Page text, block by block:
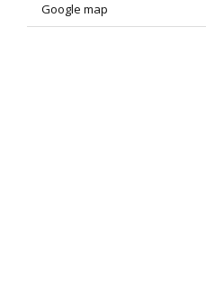
Google map